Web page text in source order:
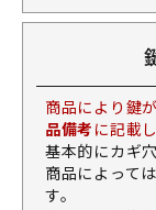
商品により鍵
品備考 に記載
基本的にカギ
商品によって
す。